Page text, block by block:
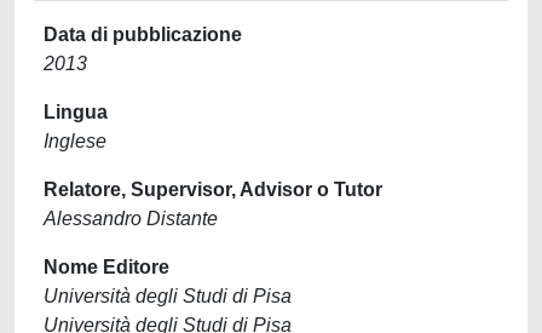
Data di pubblicazione
2013
Lingua
Inglese
Relatore, Supervisor, Advisor o Tutor
Alessandro Distante
Nome Editore
Università degli Studi di Pisa
Università degli Studi di Pisa